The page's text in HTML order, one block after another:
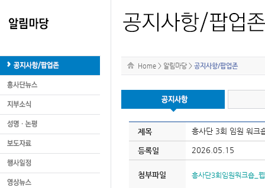
Home > 알림마당 > 공지사항/팝업존
제목 흥사단 3회 임원 워크
등록일 2026.05.15
첨부파일 흥사단3회임원워크숍_